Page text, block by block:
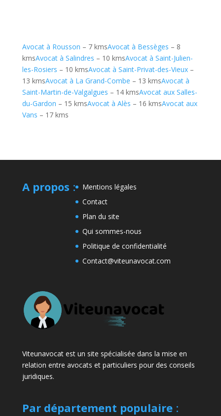
Avocat à Rousson – 7 kmsAvocat à Bessèges – 8
kmsAvocat à Salindres – 10 kmsAvocat à Saint-Julien-
les-Rosiers – 10 kmsAvocat à Saint-Privat-des-Vieux–
13 kmsAvocat à La Grand-Combe – 13 kmsAvocat à
Saint-Martin-de-Valgalgues – 14 kmsAvocat aux Salles-
du-Gardon – 15 kmsAvocat à Alès – 16 kmsAvocat aux
Vans – 17 kms
A propos :
Mentions légales
Contact
Plan du site
Qui sommes-nous
Politique de confidentialité
Contact@viteunavocat.com
Viteunavocat est un site spécialisée dans la mise en
relation entre avocats et particuliers pour des conseils
juridiques.
Par département populaire: